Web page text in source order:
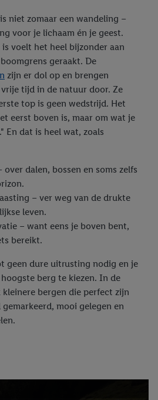
niet zomaar een wandeling –
voor je lichaam én je geest.
voelt het heel bijzonder aan
geraakt. De
zijn er dol op en brengen
tijd in de natuur door. Ze
top is geen wedstrijd. Het
eerst boven is, maar om wat je
En dat is heel wat, zoals
dalen, bossen en soms zelfs
– ver weg van de drukte
leven.
– want eens je boven bent,
bereikt.
geen dure uitrusting nodig en je
berg te kiezen. In de
bergen die perfect zijn
mooi gelegen en